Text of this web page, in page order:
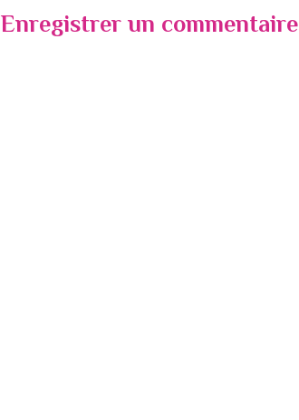
Enregistrer un commentaire